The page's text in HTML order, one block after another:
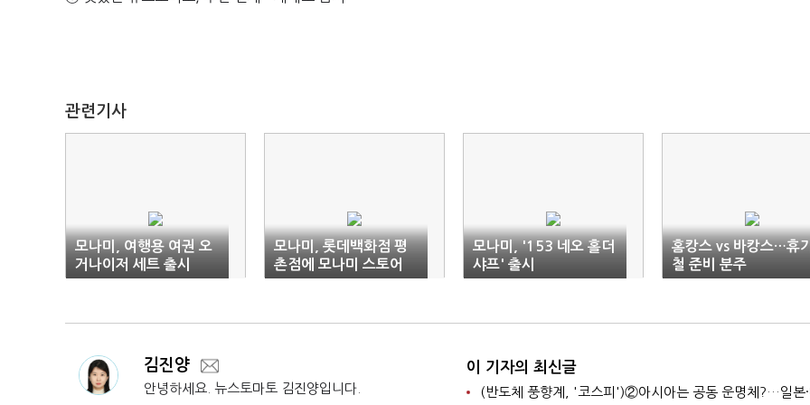
관련기사
모나미, 여행용 여권 오
거나이저 세트 출시
모나미, 롯데백화점 평
촌점에 모나미 스토어
오픈
모나미, '153 네오 홀더
샤프' 출시
홈캉스 vs 바캉스…휴
철 준비 분주
김진양
안녕하세요. 뉴스토마토 김진양입니다.
이 기자의 최신글